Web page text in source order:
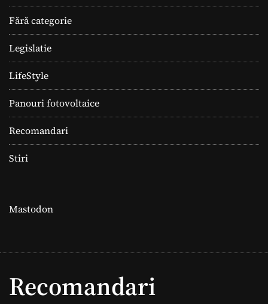
Fără categorie
Legislatie
LifeStyle
Panouri fotovoltaice
Recomandari
Stiri
Mastodon
Recomandari